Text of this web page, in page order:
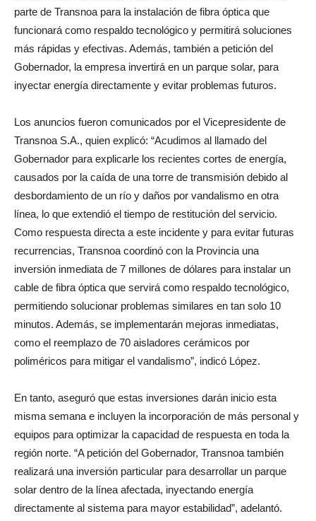
parte de Transnoa para la instalación de fibra óptica que
funcionará como respaldo tecnológico y permitirá soluciones
más rápidas y efectivas. Además, también a petición del
Gobernador, la empresa invertirá en un parque solar, para
inyectar energía directamente y evitar problemas futuros.
Los anuncios fueron comunicados por el Vicepresidente de
Transnoa S.A., quien explicó: “Acudimos al llamado del
Gobernador para explicarle los recientes cortes de energía,
causados por la caída de una torre de transmisión debido al
desbordamiento de un río y daños por vandalismo en otra
línea, lo que extendió el tiempo de restitución del servicio.
Como respuesta directa a este incidente y para evitar futuras
recurrencias, Transnoa coordinó con la Provincia una
inversión inmediata de 7 millones de dólares para instalar un
cable de fibra óptica que servirá como respaldo tecnológico,
permitiendo solucionar problemas similares en tan solo 10
minutos. Además, se implementarán mejoras inmediatas,
como el reemplazo de 70 aisladores cerámicos por
poliméricos para mitigar el vandalismo”, indicó López.
En tanto, aseguró que estas inversiones darán inicio esta
misma semana e incluyen la incorporación de más personal y
equipos para optimizar la capacidad de respuesta en toda la
región norte. “A petición del Gobernador, Transnoa también
realizará una inversión particular para desarrollar un parque
solar dentro de la línea afectada, inyectando energía
directamente al sistema para mayor estabilidad”, adelantó.